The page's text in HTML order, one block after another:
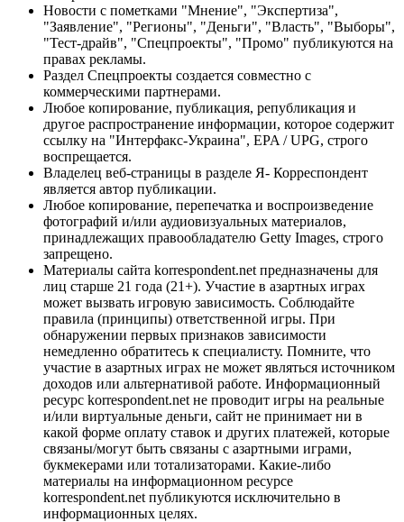
Новости с пометками "Мнение", "Экспертиза",
"Заявление", "Регионы", "Деньги", "Власть", "Выборы",
"Тест-драйв", "Спецпроекты", "Промо" публикуются на
правах рекламы.
Раздел Спецпроекты создается совместно с
коммерческими партнерами.
Любое копирование, публикация, републикация и
другое распространение информации, которое содержит
ссылку на "Интерфакс-Украина", EPA / UPG, строго
воспрещается.
Владелец веб-страницы в разделе Я- Корреспондент
является автор публикации.
Любое копирование, перепечатка и воспроизведение
фотографий и/или аудиовизуальных материалов,
принадлежащих правообладателю Getty Images, строго
запрещено.
Материалы сайта korrespondent.net предназначены для
лиц старше 21 года (21+). Участие в азартных играх
может вызвать игровую зависимость. Соблюдайте
правила (принципы) ответственной игры. При
обнаружении первых признаков зависимости
немедленно обратитесь к специалисту. Помните, что
участие в азартных играх не может являться источником
доходов или альтернативой работе. Информационный
ресурс korrespondent.net не проводит игры на реальные
и/или виртуальные деньги, сайт не принимает ни в
какой форме оплату ставок и других платежей, которые
связаны/могут быть связаны с азартными играми,
букмекерами или тотализаторами. Какие-либо
материалы на информационном ресурсе
korrespondent.net публикуются исключительно в
информационных целях.